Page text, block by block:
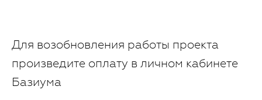
Для возобновления работы проекта
произведите оплату в личном кабинете
Базиума